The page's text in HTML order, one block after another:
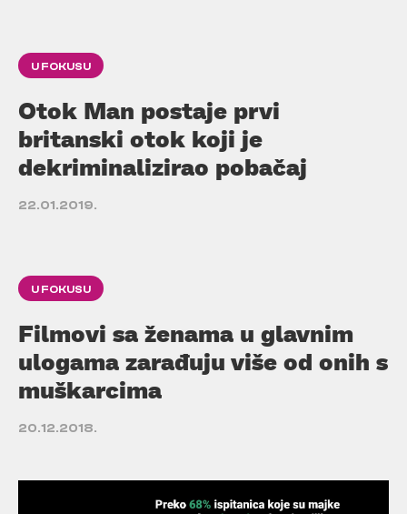
U FOKUSU
Otok Man postaje prvi
britanski otok koji je
dekriminalizirao pobačaj
22.01.2019.
U FOKUSU
Filmovi sa ženama u glavnim
ulogama zarađuju više od onih s
muškarcima
20.12.2018.